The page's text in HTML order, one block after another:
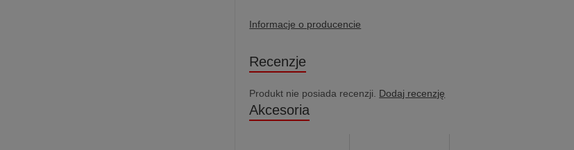
Informacje o producencie
Recenzje
Produkt nie posiada recenzji. Dodaj recenzję
Akcesoria